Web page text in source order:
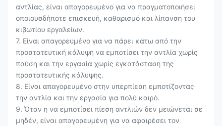
αντλίας, είναι απαγορευμένο για να πραγματοποιήσει
οποιουσδήποτε επισκευή, καθαρισμό και λίπανση του
κιβωτίου εργαλείων.
7. Είναι απαγορευμένο για να πάρει κάτω από την
προστατευτική κάλυψη να εμποτίσει την αντλία χωρίς
παύση και την εργασία χωρίς εγκατάσταση της
προστατευτικής κάλυψης.
8. Είναι απαγορευμένο στην υπερπίεση εμποτίζοντας
την αντλία και την εργασία για πολύ καιρό.
9. Όταν η να εμποτίσει πίεση αντλιών δεν μειώνεται σε
μηδέν, είναι απαγορευμένη για να αφαιρέσει τον